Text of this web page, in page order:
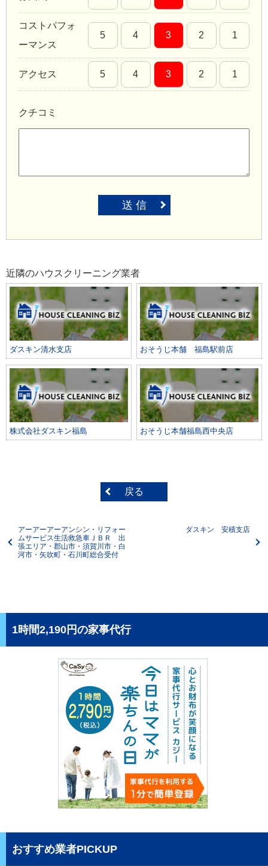
コストパフォ
ーマンス
5 4 3 2 1
アクセス 5 4 3 2 1
クチコミ
送 信
近隣のハウスクリーニング業者
ダスキン清水支店 おそうじ本舗 福島駅前店
株式会社ダスキン福島 おそうじ本舗福島西中央店
戻る
アーアーアーアンシン・リフォー
ムサービス生活救急車ＪＢＲ 出
張エリア・郡山市・須賀川市・白
河市・矢吹町・石川町総合受付
ダスキン 安積支店
1時間2,190円の家事代行
おすすめ業者PICKUP